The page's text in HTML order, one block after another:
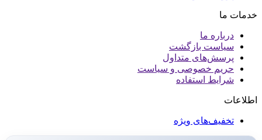
خدمات ما
درباره ما
سیاست بازگشت
پرسش‌های متداول
حریم خصوصی و سیاست
شرایط استفاده
اطلاعات
تخفیف‌های ویژه